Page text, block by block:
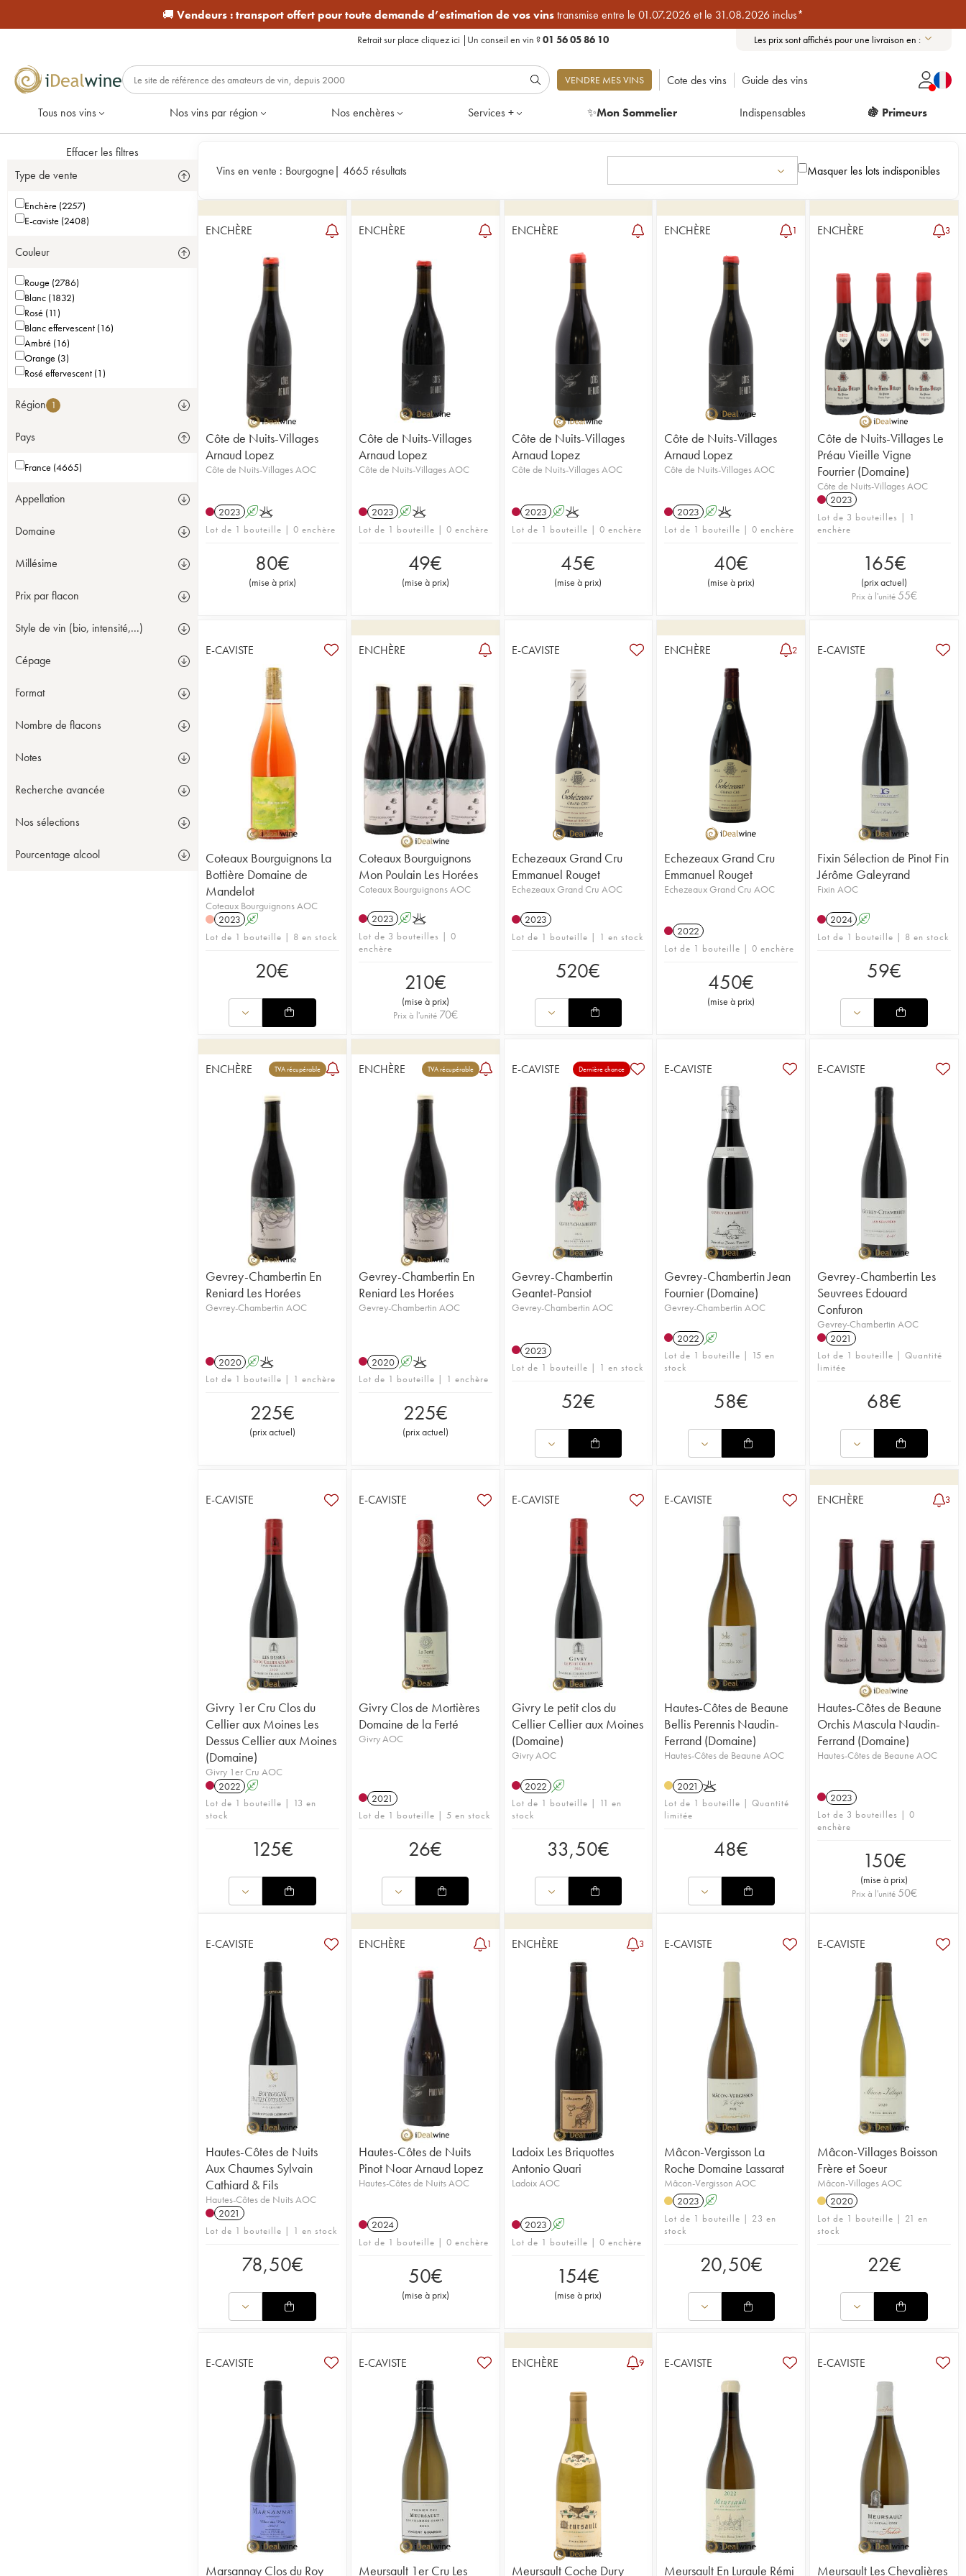
🚚 Vendeurs :transport offert pour toute demande d’estimation de vos vinstransmise entre le 01.07.2026 et le 31.08.2026 inclus*
Retrait sur place cliquez ici | Un conseil en vin ?01 56 05 86 10 Les prix sont affichés pour une livraison en :
VENDRE MES VINS Cote des vins Guide des vins
Tous nos vins Nos vins par région Nos enchères Services + ✨Mon Sommelier Indispensables 🍇 Primeurs
Effacer les filtres
Type de vente
Enchère (2257)
E-caviste (2408)
Couleur
Rouge (2786)
Blanc (1832)
Rosé (11)
Blanc effervescent (16)
Ambré (16)
Orange (3)
Rosé effervescent (1)
Région 1
Pays
France (4665)
Appellation
Domaine
Millésime
Prix par flacon
Style de vin (bio, intensité,...)
Cépage
Format
Nombre de flacons
Notes
Recherche avancée
Nos sélections
Pourcentage alcool
Vins en vente : Bourgogne| 4665 résultats Masquer les lots indisponibles
ENCHÈRE
Côte de Nuits-Villages
Arnaud Lopez
Côte de Nuits-Villages AOC
2023 AK
Lot de 1 bouteille | 0 enchère
80€
(mise à prix)
ENCHÈRE
Côte de Nuits-Villages
Arnaud Lopez
Côte de Nuits-Villages AOC
2023 AK
Lot de 1 bouteille | 0 enchère
49€
(mise à prix)
ENCHÈRE
Côte de Nuits-Villages
Arnaud Lopez
Côte de Nuits-Villages AOC
2023 AK
Lot de 1 bouteille | 0 enchère
45€
(mise à prix)
ENCHÈRE 1
Côte de Nuits-Villages
Arnaud Lopez
Côte de Nuits-Villages AOC
2023 AK
Lot de 1 bouteille | 0 enchère
40€
(mise à prix)
ENCHÈRE 3
Côte de Nuits-Villages Le
Préau Vieille Vigne
Fourrier (Domaine)
Côte de Nuits-Villages AOC
2023
Lot de 3 bouteilles | 1
enchère
165€
(prix actuel)
Prix à l'unité 55€
E-CAVISTE
Coteaux Bourguignons La
Bottière Domaine de
Mandelot
Coteaux Bourguignons AOC
2023 A
Lot de 1 bouteille | 8 en stock
20€
ENCHÈRE
Coteaux Bourguignons
Mon Poulain Les Horées
Coteaux Bourguignons AOC
2023 AK
Lot de 3 bouteilles | 0
enchère
210€
(mise à prix)
Prix à l'unité 70€
E-CAVISTE
Echezeaux Grand Cru
Emmanuel Rouget
Echezeaux Grand Cru AOC
2023
Lot de 1 bouteille | 1 en stock
520€
ENCHÈRE 2
Echezeaux Grand Cru
Emmanuel Rouget
Echezeaux Grand Cru AOC
2022
Lot de 1 bouteille | 0 enchère
450€
(mise à prix)
E-CAVISTE
Fixin Sélection de Pinot Fin
Jérôme Galeyrand
Fixin AOC
2024 A
Lot de 1 bouteille | 8 en stock
59€
ENCHÈRE TVA récupérable
Gevrey-Chambertin En
Reniard Les Horées
Gevrey-Chambertin AOC
2020 AK
Lot de 1 bouteille | 1 enchère
225€
(prix actuel)
ENCHÈRE TVA récupérable
Gevrey-Chambertin En
Reniard Les Horées
Gevrey-Chambertin AOC
2020 AK
Lot de 1 bouteille | 1 enchère
225€
(prix actuel)
E-CAVISTE Dernière chance
Gevrey-Chambertin
Geantet-Pansiot
Gevrey-Chambertin AOC
2023
Lot de 1 bouteille | 1 en stock
52€
E-CAVISTE
Gevrey-Chambertin Jean
Fournier (Domaine)
Gevrey-Chambertin AOC
2022 A
Lot de 1 bouteille | 15 en
stock
58€
E-CAVISTE
Gevrey-Chambertin Les
Seuvrees Edouard
Confuron
Gevrey-Chambertin AOC
2021
Lot de 1 bouteille | Quantité
limitée
68€
E-CAVISTE
Givry 1er Cru Clos du
Cellier aux Moines Les
Dessus Cellier aux Moines
(Domaine)
Givry 1er Cru AOC
2022 A
Lot de 1 bouteille | 13 en
stock
125€
E-CAVISTE
Givry Clos de Mortières
Domaine de la Ferté
Givry AOC
2021
Lot de 1 bouteille | 5 en stock
26€
E-CAVISTE
Givry Le petit clos du
Cellier Cellier aux Moines
(Domaine)
Givry AOC
2022 A
Lot de 1 bouteille | 11 en
stock
33,50€
E-CAVISTE
Hautes-Côtes de Beaune
Bellis Perennis Naudin-
Ferrand (Domaine)
Hautes-Côtes de Beaune AOC
2021 K
Lot de 1 bouteille | Quantité
limitée
48€
ENCHÈRE 3
Hautes-Côtes de Beaune
Orchis Mascula Naudin-
Ferrand (Domaine)
Hautes-Côtes de Beaune AOC
2023
Lot de 3 bouteilles | 0
enchère
150€
(mise à prix)
Prix à l'unité 50€
E-CAVISTE
Hautes-Côtes de Nuits
Aux Chaumes Sylvain
Cathiard & Fils
Hautes-Côtes de Nuits AOC
2021
Lot de 1 bouteille | 1 en stock
78,50€
ENCHÈRE 1
Hautes-Côtes de Nuits
Pinot Noar Arnaud Lopez
Hautes-Côtes de Nuits AOC
2024
Lot de 1 bouteille | 0 enchère
50€
(mise à prix)
ENCHÈRE 3
Ladoix Les Briquottes
Antonio Quari
Ladoix AOC
2023 A
Lot de 1 bouteille | 0 enchère
154€
(mise à prix)
E-CAVISTE
Mâcon-Vergisson La
Roche Domaine Lassarat
Mâcon-Vergisson AOC
2023 A
Lot de 1 bouteille | 23 en
stock
20,50€
E-CAVISTE
Mâcon-Villages Boisson
Frère et Soeur
Mâcon-Villages AOC
2020
Lot de 1 bouteille | 21 en
stock
22€
E-CAVISTE
Marsannay Clos du Roy
E-CAVISTE
Meursault 1er Cru Les
ENCHÈRE 9
Meursault Coche Dury
E-CAVISTE
Meursault En Luraule Rémi
E-CAVISTE
Meursault Les Chevalières